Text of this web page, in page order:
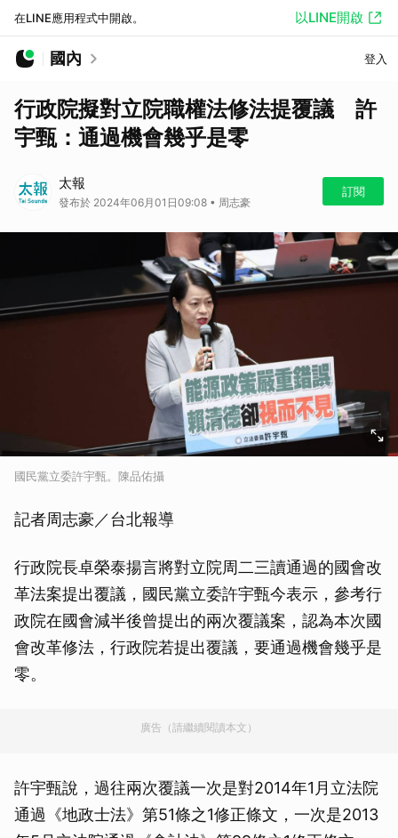
在LINE應用程式中開啟。 以LINE開啟
國內 登入
行政院擬對立院職權法修法提覆議 許
宇甄：通過機會幾乎是零
太報
發布於 2024年06月01日09:08 • 周志豪
訂閱
國民黨立委許宇甄。陳品佑攝
記者周志豪／台北報導
行政院長卓榮泰揚言將對立院周二三讀通過的國會改
革法案提出覆議，國民黨立委許宇甄今表示，參考行
政院在國會減半後曾提出的兩次覆議案，認為本次國
會改革修法，行政院若提出覆議，要通過機會幾乎是
零。
廣告（請繼續閱讀本文）
許宇甄說，過往兩次覆議一次是對2014年1月立法院
通過《地政士法》第51條之1修正條文，一次是2013